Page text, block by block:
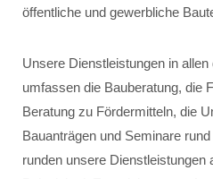
öffentliche und gewerbliche
Unsere Dienstleistungen in
umfassen die Bauberatung, die
Beratung zu Fördermitteln, die
Bauanträgen und Seminare
runden unsere Dienstleistungen